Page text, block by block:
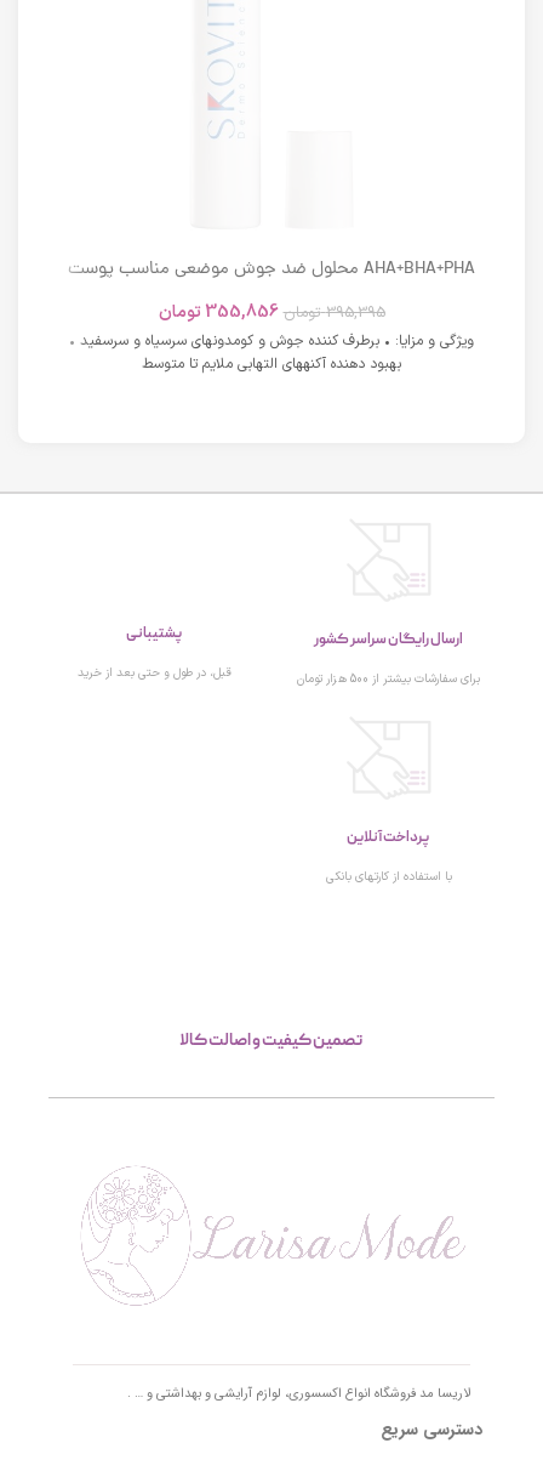
AHA+BHA+PHA محلول ضد جوش موضعی مناسب پوست
395,395 تومان 355,856 تومان
ویژگی و مزایا: • برطرف کننده جوش و کومدونهای سرسیاه و سرسفید •
بهبود دهنده آکنههای التهابی ملایم تا متوسط
ارسال رایگان سراسر کشور
برای سفارشات بیشتر از 500 هزار تومان
پشتیبانی
قبل، در طول و حتی بعد از خرید
پرداخت آنلاین
با استفاده از کارتهای بانکی
تصمین کیفیت و اصالت کالا
لاریسا مد فروشگاه انواع اکسسوری، لوازم آرایشی و بهداشتی و … .
دسترسی سریع